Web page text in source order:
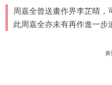
周嘉全曾送畫作畀李芷晴，
此周嘉全亦未有再作進一步
廣